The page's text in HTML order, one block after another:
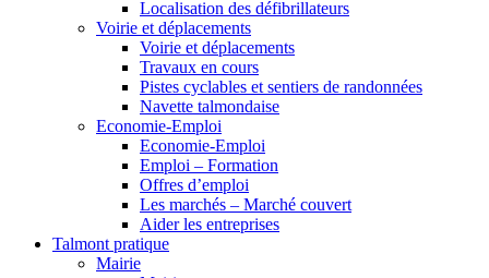
Localisation des défibrillateurs
Voirie et déplacements
Voirie et déplacements
Travaux en cours
Pistes cyclables et sentiers de randonnées
Navette talmondaise
Economie-Emploi
Economie-Emploi
Emploi – Formation
Offres d’emploi
Les marchés – Marché couvert
Aider les entreprises
Talmont pratique
Mairie